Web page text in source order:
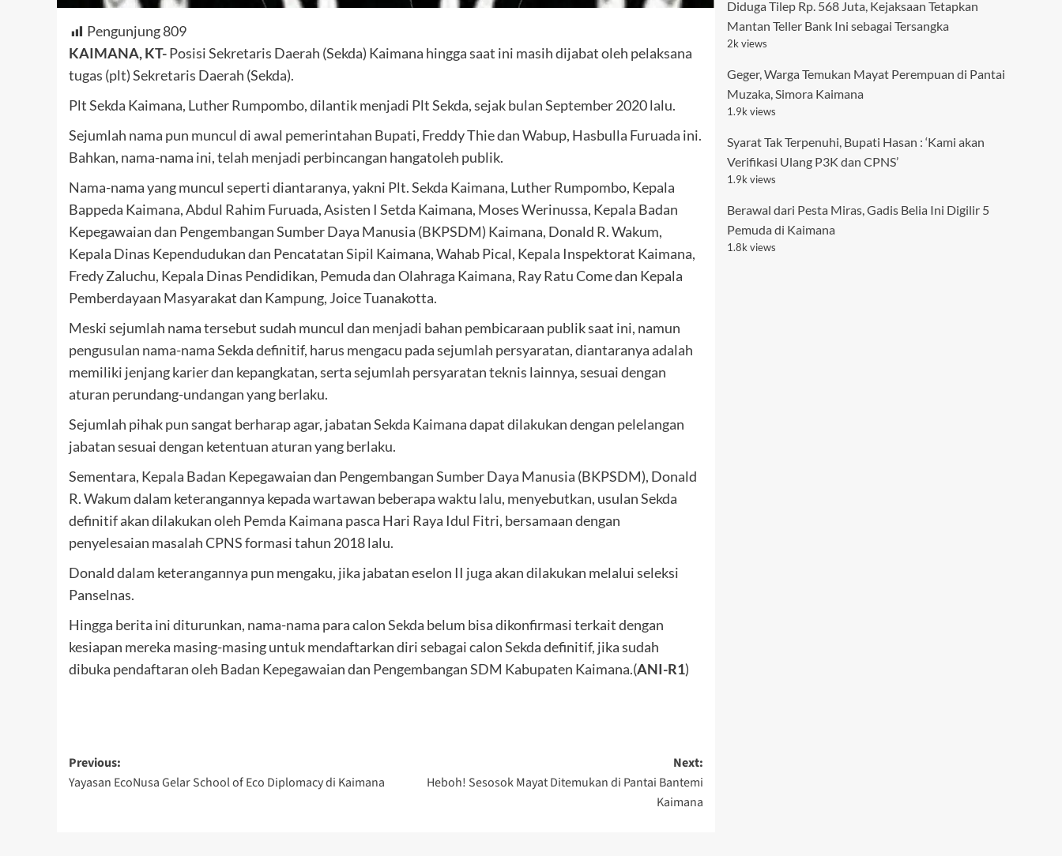
Pengunjung809
KAIMANA, KT-Posisi Sekretaris Daerah (Sekda) Kaimana hingga saat ini masih dijabat oleh pelaksana
tugas (plt) Sekretaris Daerah (Sekda).
Plt Sekda Kaimana, Luther Rumpombo, dilantik menjadi Plt Sekda, sejak bulan September 2020 lalu.
Sejumlah nama pun muncul di awal pemerintahan Bupati, Freddy Thie dan Wabup, Hasbulla Furuada ini.
Bahkan, nama-nama ini, telah menjadi perbincangan hangatoleh publik.
Nama-nama yang muncul seperti diantaranya, yakni Plt. Sekda Kaimana, Luther Rumpombo, Kepala
Bappeda Kaimana, Abdul Rahim Furuada, Asisten I Setda Kaimana, Moses Werinussa, Kepala Badan
Kepegawaian dan Pengembangan Sumber Daya Manusia (BKPSDM) Kaimana, Donald R. Wakum,
Kepala Dinas Kependudukan dan Pencatatan Sipil Kaimana, Wahab Pical, Kepala Inspektorat Kaimana,
Fredy Zaluchu, Kepala Dinas Pendidikan, Pemuda dan Olahraga Kaimana, Ray Ratu Come dan Kepala
Pemberdayaan Masyarakat dan Kampung, Joice Tuanakotta.
Meski sejumlah nama tersebut sudah muncul dan menjadi bahan pembicaraan publik saat ini, namun
pengusulan nama-nama Sekda definitif, harus mengacu pada sejumlah persyaratan, diantaranya adalah
memiliki jenjang karier dan kepangkatan, serta sejumlah persyaratan teknis lainnya, sesuai dengan
aturan perundang-undangan yang berlaku.
Sejumlah pihak pun sangat berharap agar, jabatan Sekda Kaimana dapat dilakukan dengan pelelangan
jabatan sesuai dengan ketentuan aturan yang berlaku.
Sementara, Kepala Badan Kepegawaian dan Pengembangan Sumber Daya Manusia (BKPSDM), Donald
R. Wakum dalam keterangannya kepada wartawan beberapa waktu lalu, menyebutkan, usulan Sekda
definitif akan dilakukan oleh Pemda Kaimana pasca Hari Raya Idul Fitri, bersamaan dengan
penyelesaian masalah CPNS formasi tahun 2018 lalu.
Donald dalam keterangannya pun mengaku, jika jabatan eselon II juga akan dilakukan melalui seleksi
Panselnas.
Hingga berita ini diturunkan, nama-nama para calon Sekda belum bisa dikonfirmasi terkait dengan
kesiapan mereka masing-masing untuk mendaftarkan diri sebagai calon Sekda definitif, jika sudah
dibuka pendaftaran oleh Badan Kepegawaian dan Pengembangan SDM Kabupaten Kaimana.(ANI-R1)
Post
navigation
Previous:
Yayasan EcoNusa Gelar School of Eco Diplomacy di Kaimana
Next:
Heboh! Sesosok Mayat Ditemukan di Pantai Bantemi
Kaimana
Diduga Tilep Rp. 568 Juta, Kejaksaan Tetapkan
Mantan Teller Bank Ini sebagai Tersangka
2k views
Geger, Warga Temukan Mayat Perempuan di Pantai
Muzaka, Simora Kaimana
1.9k views
Syarat Tak Terpenuhi, Bupati Hasan : ‘Kami akan
Verifikasi Ulang P3K dan CPNS’
1.9k views
Berawal dari Pesta Miras, Gadis Belia Ini Digilir 5
Pemuda di Kaimana
1.8k views